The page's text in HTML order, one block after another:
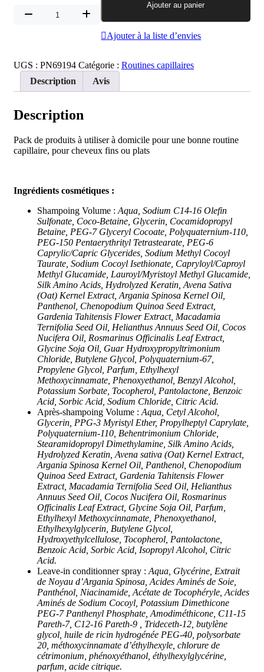
conditionner
quantité
Ajouter au panier
Ajouter à la liste d’envies
UGS : PN69194 Catégorie : Routines capillaires
Description
Avis
Description
Pack de produits à utiliser à domicile pour une bonne routine
capillaire, pour cheveux fins ou plats
Ingrédients cosmétiques :
Shampoing Volume : Aqua, Sodium C14-16 Olefin
Sulfonate, Coco-Betaine, Glycerin, Cocamidopropyl
Betaine, PEG-7 Glyceryl Cocoate, Polyquaternium-110,
PEG-150 Pentaerythrityl Tetrastearate, PEG-6
Caprylic/Capric Glycerides, Sodium Methyl Cocoyl
Taurate, Sodium Cocoyl Isethionate, Capryloyl/Caproyl
Methyl Glucamide, Lauroyl/Myristoyl Methyl Glucamide,
Silk Amino Acids, Hydrolyzed Keratin, Avena Sativa
(Oat) Kernel Extract, Argania Spinosa Kernel Oil,
Panthenol, Chenopodium Quinoa Seed Extract,
Gardenia Tahitensis Flower Extract, Macadamia
Ternifolia Seed Oil, Helianthus Annuus Seed Oil, Cocos
Nucifera Oil, Rosmarinus Officinalis Leaf Extract,
Glycine Soja Oil, Guar Hydroxypropyltrimonium
Chloride, Butylene Glycol, Polyquaternium-67,
Propylene Glycol, Parfum, Ethylhexyl
Methoxycinnamate, Phenoxyethanol, Benzyl Alcohol,
Potassium Sorbate, Tocopherol, Pantolactone, Benzoic
Acid, Sorbic Acid, Sodium Chloride, Citric Acid.
Après-shampoing Volume : Aqua, Cetyl Alcohol,
Glycerin, PPG-3 Myristyl Ether, Propylheptyl Caprylate,
Polyquaternium-110, Behentrimonium Chloride,
Stearamidopropyl Dimethylamine, Silk Amino Acids,
Hydrolyzed Keratin, Avena sativa (Oat) Kernel Extract,
Argania Spinosa Kernel Oil, Panthenol, Chenopodium
Quinoa Seed Extract, Gardenia Tahitensis Flower
Extract, Macadamia Ternifolia Seed Oil, Helianthus
Annuus Seed Oil, Cocos Nucifera Oil, Rosmarinus
Officinalis Leaf Extract, Glycine Soja Oil, Parfum,
Ethylhexyl Methoxycinnamate, Phenoxyethanol,
Ethylhexylglycerin, Butylene Glycol,
Hydroxyethylcellulose, Tocopherol, Pantolactone,
Benzoic Acid, Sorbic Acid, Isopropyl Alcohol, Citric
Acid.
Leave-in conditionner spray : Aqua, Glycérine, Extrait
de Noyau d’Argania Spinosa, Acides Aminés de Soie,
Panthénol, Niacinamide, Acétate de Tocophéryle, Acides
Aminés de Sodium Cocoyl, Potassium Dimethicone
PEG-7 Panthenyl Phosphate, Amodiméthicone, C11-15
Pareth-7, C12-16 Pareth-9 , Trideceth-12, butylène
glycol, huile de ricin hydrogénée PEG-40, polysorbate
20, méthoxycinnamate d’éthylhexyle, chlorure de
cétrimonium, phénoxyéthanol, éthylhexylglycérine,
parfum, acide citrique.